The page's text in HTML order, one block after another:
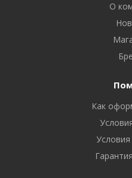
О
Как
Условия